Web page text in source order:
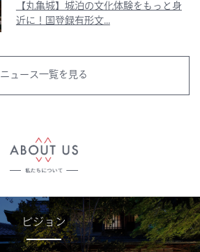
【丸亀城】城泊の文化体験をもっと身
近に！国登録有形文...
ニュース一覧を見る
ビジョン